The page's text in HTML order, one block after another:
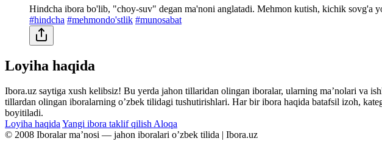
Hindcha ibora bo'lib, "choy-suv" degan ma'noni anglatadi. Mehmon kutish, kichik sovg'a
#hindcha #mehmondo'stlik #munosabat
Loyiha haqida
Ibora.uz saytiga xush kelibsiz! Bu yerda jahon tillaridan olingan iboralar, ularning maʼnolari va
tillardan olingan iboralarning oʼzbek tilidagi tushutirishlari. Har bir ibora haqida batafsil izoh,
boyitiladi.
Loyiha haqidaYangi ibora taklif qilishAloqa
© 2008 Iboralar maʼnosi — jahon iboralari oʼzbek tilida | Ibora.uz